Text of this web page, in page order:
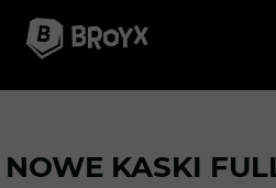
NOWE KASKI